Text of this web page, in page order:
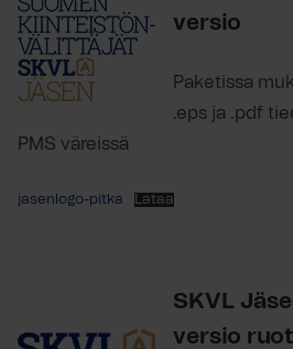
versio
Paketissa
.eps ja .pdf
PMS väreissä
jasenlogo-pitka Lataa
SKVL
versio